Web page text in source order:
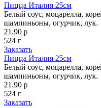
Пицца Италия 25см
Белый соус, моцарелла,
шампиньоны, огурчик, лук.
21.90 р
524 г
Заказать
Пицца Италия 25см
Белый соус, моцарелла,
шампиньоны, огурчик, лук.
21.90 р
524 г
Заказать